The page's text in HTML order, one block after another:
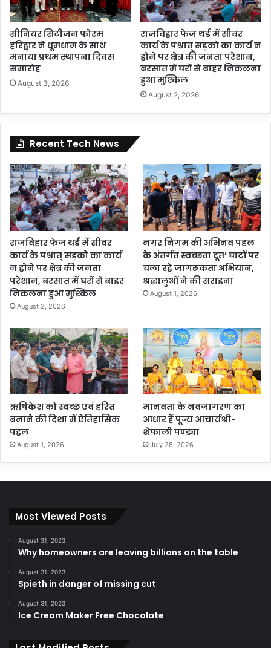
सीनियर सिटीजन फोरम
हरिद्वार ने धूमधाम के साथ
मनाया प्रथम स्थापना दिवस
समारोह
August 3, 2026
राजविहार फेज थर्ड में सीवर
कार्य के पश्चात् सड़को का कार्य न
होने पर क्षेत्र की जनता परेशान,
बरसात में घरों से बाहर निकलना
हुआ मुश्किल
August 2, 2026
Recent Tech News
राजविहार फेज थर्ड में सीवर
कार्य के पश्चात् सड़को का कार्य
न होने पर क्षेत्र की जनता
परेशान, बरसात में घरों से बाहर
निकलना हुआ मुश्किल
August 2, 2026
नगर निगम की अभिनव पहल
के अंतर्गत स्वच्छता दूत’ घाटों पर
चला रहे जागरूकता अभियान,
श्रद्धालुओं ने की सराहना
August 1, 2026
ऋषिकेश को स्वच्छ एवं हरित
बनाने की दिशा में ऐतिहासिक
पहल
August 1, 2026
मानवता के नवजागरण का
आधार हैं पूज्य आचार्यश्री-
शैफाली पण्ड्या
July 28, 2026
Most Viewed Posts
August 31, 2023
Why homeowners are leaving billions on the table
August 31, 2023
Spieth in danger of missing cut
August 31, 2023
Ice Cream Maker Free Chocolate